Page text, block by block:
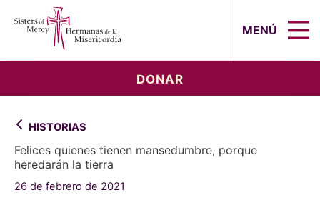
MENÚ
DONAR
HISTORIAS
Felices quienes tienen mansedumbre, porque
heredarán la tierra
26 de febrero de 2021